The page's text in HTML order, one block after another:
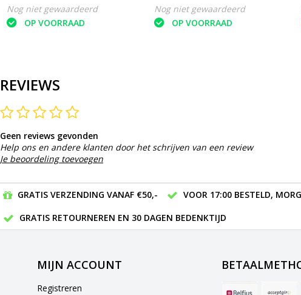
Nog niet gewaardeerd
OP VOORRAAD
Nog niet gewaardeerd
OP VOORRAAD
REVIEWS
Geen reviews gevonden
Help ons en andere klanten door het schrijven van een review
Je beoordeling toevoegen
GRATIS VERZENDING VANAF €50,-
VOOR 17:00 BESTELD,
GRATIS RETOURNEREN EN 30 DAGEN BEDENKTIJD
MIJN ACCOUNT
Registreren